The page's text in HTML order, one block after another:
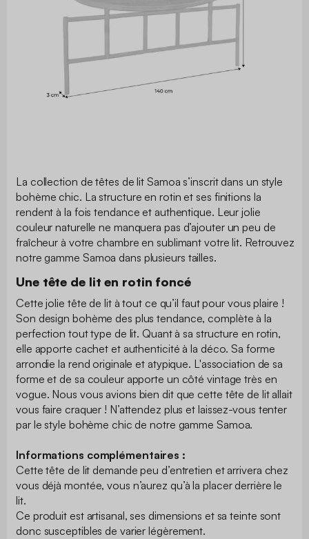
La collection de têtes de lit Samoa s’inscrit dans un style
bohème chic. La structure en rotin et ses finitions la
rendent à la fois tendance et authentique. Leur jolie
couleur naturelle ne manquera pas d’ajouter un peu de
fraîcheur à votre chambre en sublimant votre lit. Retrouvez
notre gamme Samoa dans plusieurs tailles.
Une tête de lit en rotin foncé
Cette jolie tête de lit à tout ce qu’il faut pour vous plaire !
Son design bohème des plus tendance, complète à la
perfection tout type de lit. Quant à sa structure en rotin,
elle apporte cachet et authenticité à la déco. Sa forme
arrondie la rend originale et atypique. L'association de sa
forme et de sa couleur apporte un côté vintage très en
vogue. Nous vous avions bien dit que cette tête de lit allait
vous faire craquer ! N’attendez plus et laissez-vous tenter
par le style bohème chic de notre gamme Samoa.
Informations complémentaires :
Cette tête de lit demande peu d’entretien et arrivera chez
vous déjà montée, vous n’aurez qu’à la placer derrière le
lit.
Ce produit est artisanal, ses dimensions et sa teinte sont
donc susceptibles de varier légèrement.